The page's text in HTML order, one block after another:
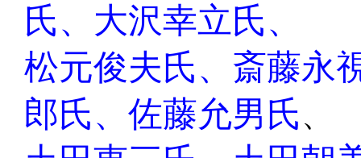
氏、大沢幸立氏、
松元俊夫氏、斎藤永
郎氏、佐藤允男氏、